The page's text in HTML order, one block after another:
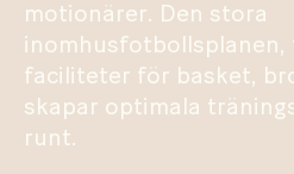
motionärer. Den stora
inomhusfotbollsplanen,
faciliteter för basket,
skapar optimala
runt.